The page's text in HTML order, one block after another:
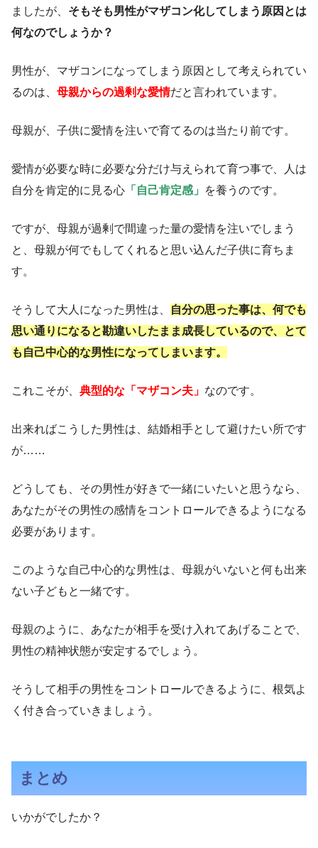
ましたが、 そもそも男性がマザコン化してしまう原因とは
何なのでしょうか？
男性が、マザコンになってしまう原因として考えられてい
るのは、 母親からの過剰な愛情だと言われています。
母親が、子供に愛情を注いで育てるのは当たり前です。
愛情が必要な時に必要な分だけ与えられて育つ事で、人は
自分を肯定的に見る心 「自己肯定感」 を養うのです。
ですが、母親が過剰で間違った量の愛情を注いでしまう
と、母親が何でもしてくれると思い込んだ子供に育ちま
す。
そうして大人になった男性は、
自分の思った事は、何でも
思い通りになると勘違いしたまま成長しているので、とて
も自己中心的な男性になってしまいます。
これこそが、 典型的な「マザコン夫」 なのです。
出来ればこうした男性は、結婚相手として避けたい所です
が……
どうしても、その男性が好きで一緒にいたいと思うなら、
あなたがその男性の感情をコントロールできるようになる
必要があります。
このような自己中心的な男性は、母親がいないと何も出来
ない子どもと一緒です。
母親のように、あなたが相手を受け入れてあげることで、
男性の精神状態が安定するでしょう。
そうして相手の男性をコントロールできるように、根気よ
く付き合っていきましょう。
まとめ
いかがでしたか？